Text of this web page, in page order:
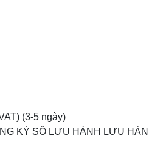
(3-5 ngày)
KÝ SỐ LƯU HÀNH LƯU